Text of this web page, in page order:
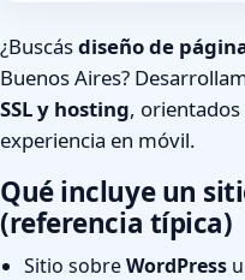
¿Buscásdiseño de
Buenos Aires?
SSL y hosting,
experiencia en móvil.
Qué incluye un
(referencia típica)
Sitio sobreWordPress